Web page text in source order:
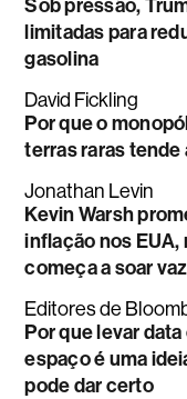
Sob pressão,
limitadas para
gasolina
David Fickling
Por que o
terras raras tende
Jonathan Levin
Kevin Warsh
inflação nos
começa a soar
Editores de
Por que levar
espaço é uma
pode dar certo